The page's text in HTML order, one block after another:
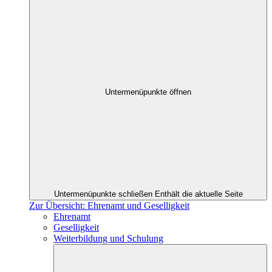
Untermenüpunkte öffnen
Untermenüpunkte schließen Enthält die aktuelle Seite
Zur Übersicht: Ehrenamt und Geselligkeit
Ehrenamt
Geselligkeit
Weiterbildung und Schulung